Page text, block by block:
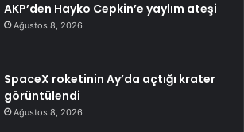
AKP’den Hayko Cepkin’e yaylım ateşi
Ağustos 8, 2026
SpaceX roketinin Ay’da açtığı krater
görüntülendi
Ağustos 8, 2026